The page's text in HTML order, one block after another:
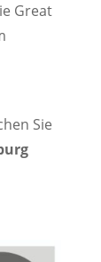
Great
Sie